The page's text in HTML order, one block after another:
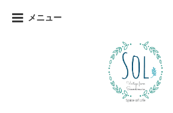
メニュー